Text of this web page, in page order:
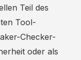
Teil des
Tool-
Checker-
oder als